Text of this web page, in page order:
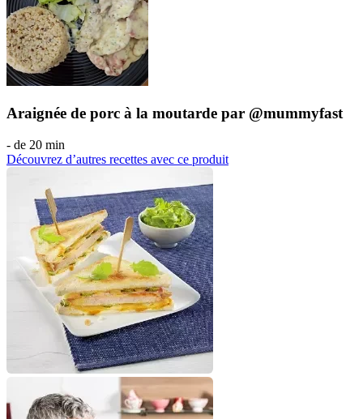
Araignée de porc à la moutarde par @mummyfast
- de 20 min
Découvrez d’autres recettes avec ce produit